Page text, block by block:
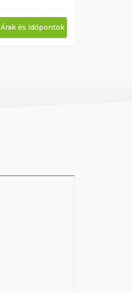
Árak és időpontok